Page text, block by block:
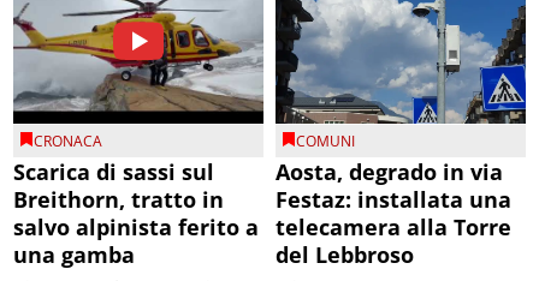
CRONACA
Scarica di sassi sul
Breithorn, tratto in
salvo alpinista ferito a
una gamba
COMUNI
Aosta, degrado in via
Festaz: installata una
telecamera alla Torre
del Lebbroso